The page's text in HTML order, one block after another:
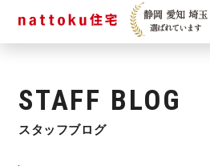
見学会
ショールーム
STAFF BLOG
スタッフブログ